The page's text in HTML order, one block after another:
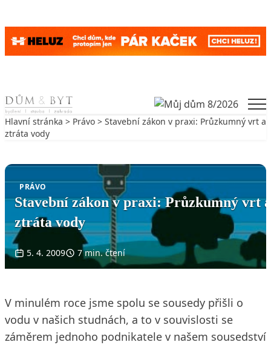
Skip to content
Hlavní stránka > Právo > Stavební zákon v praxi: Průzkumný vrt a
ztráta vody
PRÁVO
Stavební zákon v praxi: Průzkumný vrt a
ztráta vody
5. 4. 2009 7 min. čtení
V minulém roce jsme spolu se sousedy přišli o
vodu v našich studnách, a to v souvislosti se
záměrem jednoho podnikatele v našem sousedství